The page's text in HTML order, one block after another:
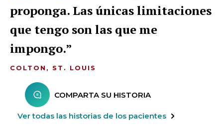
proponga. Las únicas limitaciones
que tengo son las que me
impongo.
COLTON, ST. LOUIS
COMPARTA SU HISTORIA
Ver todas las historias de los pacientes